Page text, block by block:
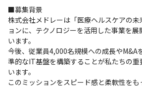
■募集背景
株式会社メドレーは「医療ヘルスケアの
ョンに、テクノロジーを活用した事業を
います。
今後、従業員4,000名規模への成長やM&A
準的なIT基盤を構築することが私たちの重
います。
このミッションをスピード感と柔軟性を